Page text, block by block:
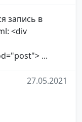
запись в
<div
...
27.05.2021